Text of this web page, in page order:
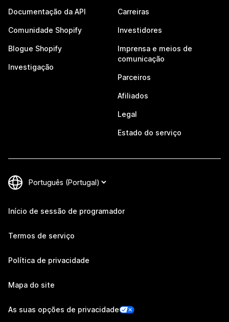
Documentação da API
Comunidade Shopify
Blogue Shopify
Investigação
Carreiras
Investidores
Imprensa e meios de
comunicação
Parceiros
Afiliados
Legal
Estado do serviço
Início de sessão de programador
Termos de serviço
Política de privacidade
Mapa do site
As suas opções de privacidade